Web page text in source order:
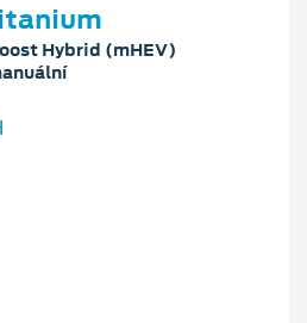
Hybrid (mHEV)